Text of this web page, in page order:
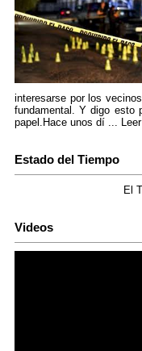
interesarse por los
fundamental. Y digo esto
papel.Hace unos dí ...
Estado del Tiempo
El
Videos